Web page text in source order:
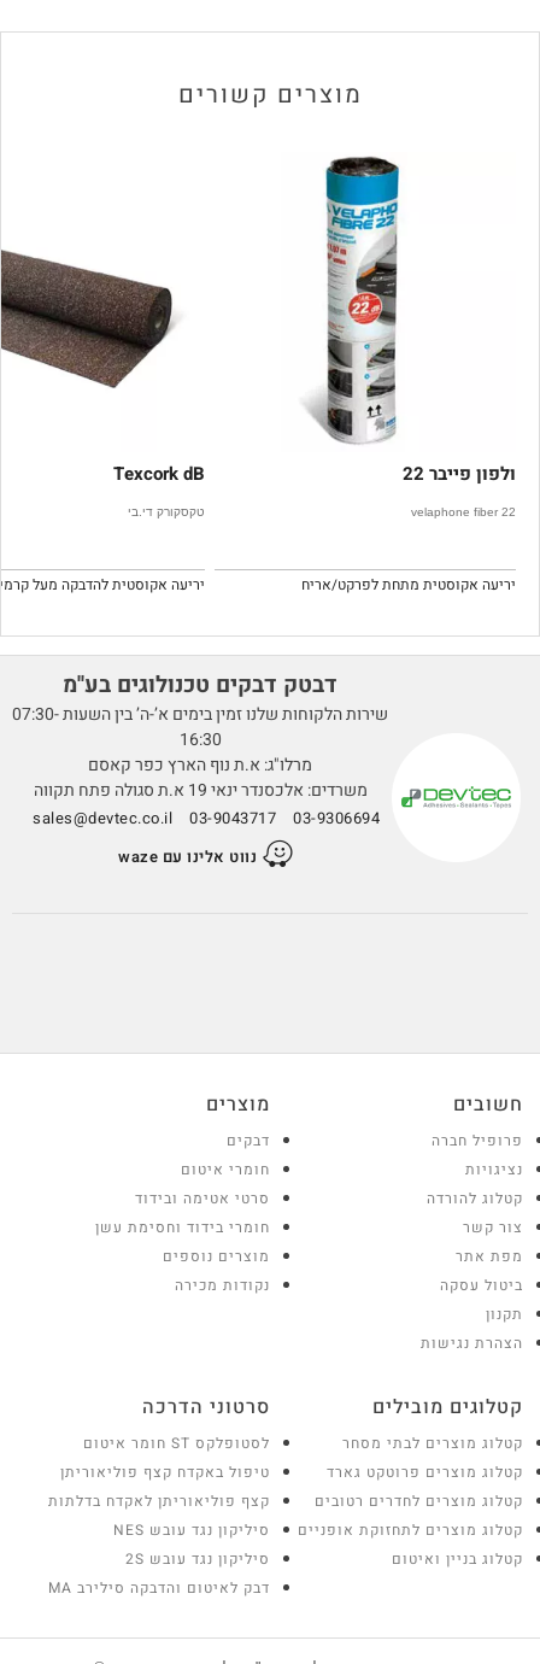
מוצרים קשורים
ולפון פייבר 22
velaphone fiber 22
יריעה אקוסטית מתחת לפרקט/אריח
Texcork dB
טקסקורק די.בי
יריעה אקוסטית להדבקה מעל
דבטק דבקים טכנולוגים בע''מ
שירות הלקוחות שלנו זמין בימים א’-ה’ בין השעות 07:30-
16:30
מרלו"ג: א.ת נוף הארץ כפר קאסם
משרדים: אלכסנדר ינאי 19 א.ת סגולה פתח תקווה
03-9306694
03-9043717
sales@devtec.co.il
נווט אלינו עם waze
חשובים
פרופיל חברה
נציגויות
קטלוג להורדה
צור קשר
מפת אתר
ביטול עסקה
תקנון
הצהרת נגישות
מוצרים
דבקים
חומרי איטום
סרטי אטימה ובידוד
חומרי בידוד וחסימת עשן
מוצרים נוספים
נקודות מכירה
קטלוגים מובילים
קטלוג מוצרים לבתי מסחר
קטלוג מוצרים פרוטקט גארד
קטלוג מוצרים לחדרים רטובים
קטלוג מוצרים לתחזוקת אופניים
קטלוג בניין ואיטום
סרטוני הדרכה
לסטופלקס ST חומר איטום
טיפול באקדח קצף פוליאוריתן
קצף פוליאוריתן לאקדח בדלתות
סיליקון נגד עובש NES
סיליקון נגד עובש 2S
דבק לאיטום והדבקה סילירב MA